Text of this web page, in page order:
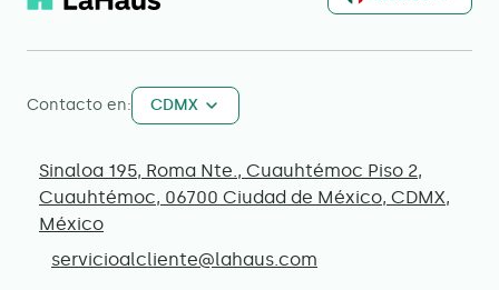
Contacto en: CDMX
Sinaloa 195, Roma Nte., Cuauhtémoc Piso 2,
Cuauhtémoc, 06700 Ciudad de México, CDMX,
México
servicioalcliente@lahaus.com